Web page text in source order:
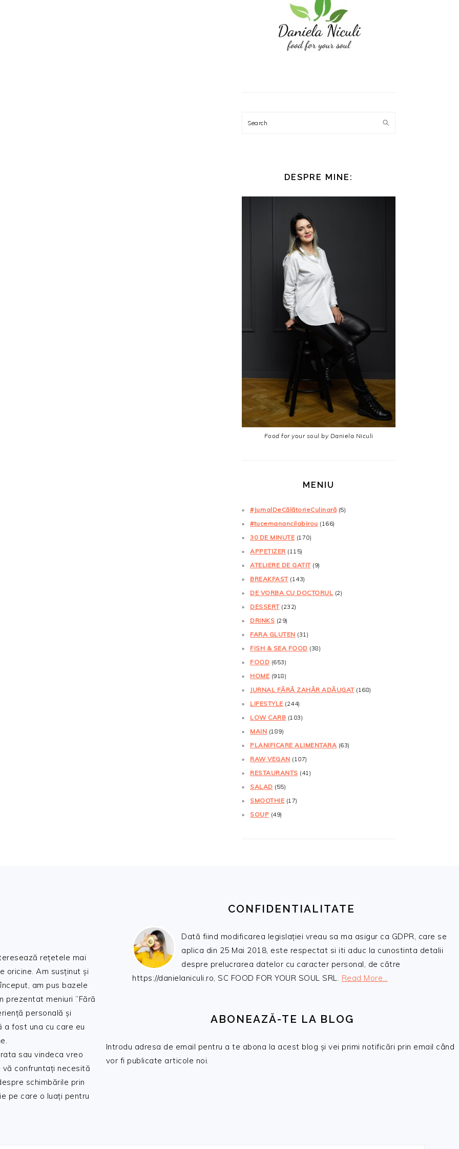
Search
DESPRE MINE:
Food for your soul by Daniela Niculi
MENIU
#JurnalDeCălătorieCulinară (5)
#tucemanancilabirou (166)
30 DE MINUTE (170)
APPETIZER (115)
ATELIERE DE GATIT(9)
BREAKFAST(143)
DE VORBA CU DOCTORUL (2)
DESSERT(232)
DRINKS (29)
FARA GLUTEN (31)
FISH & SEA FOOD (38)
FOOD (653)
HOME (918)
JURNAL FĂRĂ ZAHĂR ADĂUGAT(168)
LIFESTYLE (244)
LOW CARB (103)
MAIN (189)
PLANIFICARE ALIMENTARA (63)
RAW VEGAN (107)
RESTAURANTS (41)
SALAD (55)
SMOOTHIE (17)
SOUP (49)
rețetele mai
oricine. Am susținut și
am pus bazele
prezentat meniuri ”Fără
personală și
a fost una cu care eu
sau vindeca vreo
confruntați necesită
schimbările prin
pe care o luați pentru
CONFIDENTIALITATE
Dată fiind modificarea legislației vreau sa ma asigur ca GDPR, care se
aplica din 25 Mai 2018, este respectat si iti aduc la cunostinta detalii
despre prelucrarea datelor cu caracter personal, de către
https://danielaniculi.ro, SC FOOD FOR YOUR SOUL SRL. Read More…
ABONEAZĂ-TE LA BLOG
Introdu adresa de email pentru a te abona la acest blog și vei primi notificări prin email când
vor fi publicate articole noi.